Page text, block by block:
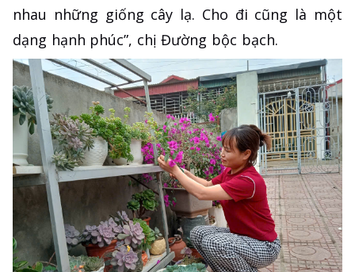
nhau những giống cây lạ. Cho đi cũng là một
dạng hạnh phúc”, chị Đường bộc bạch.